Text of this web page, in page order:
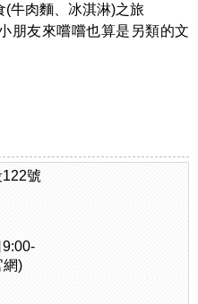
牛肉麵、冰淇淋)之旅
朋友來嚐嚐也算是另類的文
號
網)